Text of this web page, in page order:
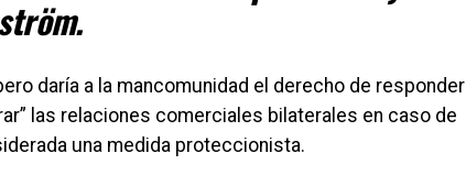
daría a la mancomunidad el derecho de responder
las relaciones comerciales bilaterales en caso de
una medida proteccionista.